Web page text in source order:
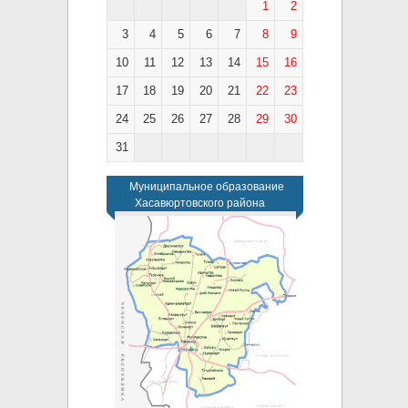
1 2
3 4 5 6 7 8 9
10 11 12 13 14 15 16
17 18 19 20 21 22 23
24 25 26 27 28 29 30
31
Муниципальное образование
Хасавюртовского района